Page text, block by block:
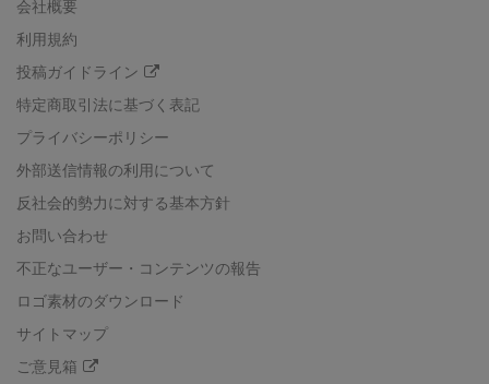
会社概要
利用規約
投稿ガイドライン
特定商取引法に基づく表記
プライバシーポリシー
外部送信情報の利用について
反社会的勢力に対する基本方針
お問い合わせ
不正なユーザー・コンテンツの報告
ロゴ素材のダウンロード
サイトマップ
ご意見箱